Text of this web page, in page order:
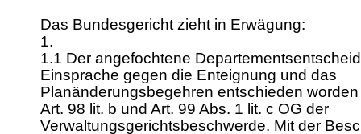
Das Bundesgericht zieht in Erwägung:
1.
1.1 Der angefochtene
Einsprache gegen die Enteignung und das
Planänderungsbegehren entschieden
Art. 98 lit. b und Art. 99 Abs. 1 lit. c OG der
Verwaltungsgerichtsbeschwerde. Mit der